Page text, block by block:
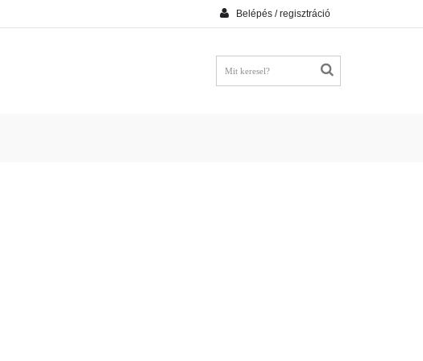
Belépés / regisztráció